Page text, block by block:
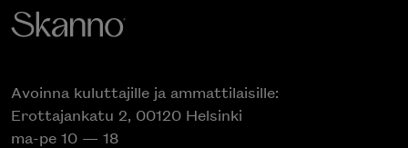
Avoinna kuluttajille ja ammattilaisille:
Erottajankatu 2, 00120 Helsinki
ma-pe 10 — 18